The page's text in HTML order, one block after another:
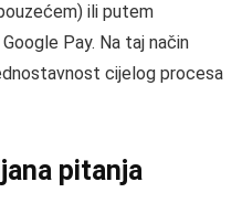
ili putem
Pay. Na taj način
cijelog procesa
pitanja